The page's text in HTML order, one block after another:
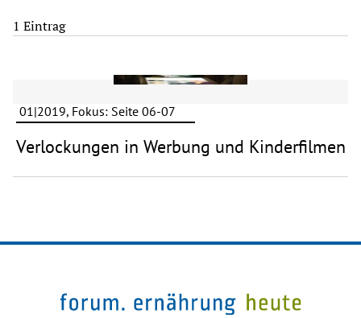
1 Eintrag
01|2019, Fokus: Seite 06-07
Verlockungen in Werbung und Kinderfilmen